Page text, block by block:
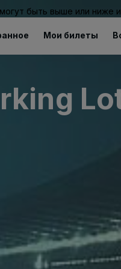
быть выше или ниже
Мои билеты